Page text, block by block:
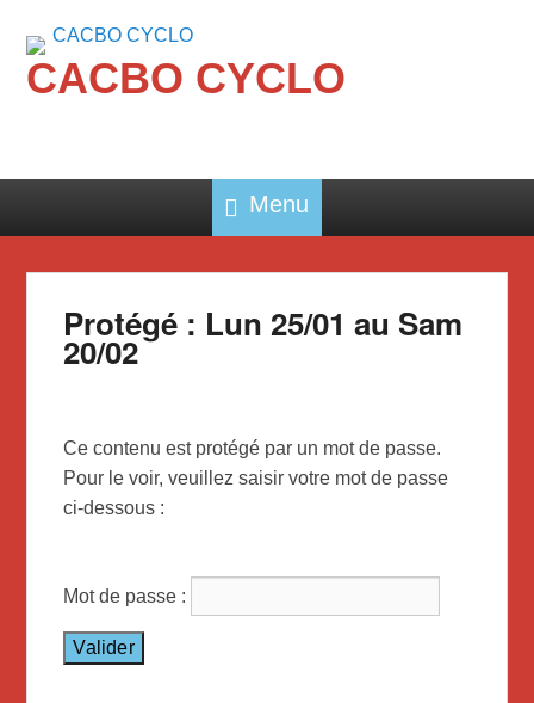
CACBO CYCLO
Menu
Protégé : Lun 25/01 au Sam
20/02
Ce contenu est protégé par un mot de passe.
Pour le voir, veuillez saisir votre mot de passe
ci-dessous :
Mot de passe :